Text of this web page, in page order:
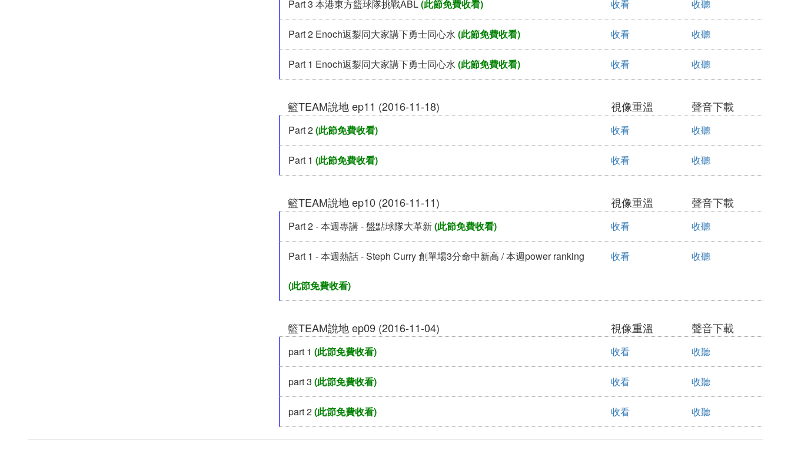
Part 3 本港東方籃球隊挑戰ABL(此節免費收看) 收看 收聽
Part 2 Enoch返㴝同大家講下勇士同心水 (此節免費收看) 收看 收聽
Part 1 Enoch返㴝同大家講下勇士同心水 (此節免費收看) 收看 收聽
籃TEAM說地 ep11 (2016-11-18) 視像重溫 聲音下載
Part 2(此節免費收看) 收看 收聽
Part 1 (此節免費收看) 收看 收聽
籃TEAM說地 ep10 (2016-11-11) 視像重溫 聲音下載
Part 2 - 本週專講 - 盤點球隊大革新(此節免費收看) 收看 收聽
Part 1 - 本週熱話 - Steph Curry 創單場3分命中新高 / 本週power ranking
(此節免費收看)
收看 收聽
籃TEAM說地 ep09 (2016-11-04) 視像重溫 聲音下載
part 1 (此節免費收看) 收看 收聽
part 3 (此節免費收看) 收看 收聽
part 2(此節免費收看) 收看 收聽